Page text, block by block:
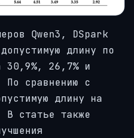
Qwen3, DSpark
длину по
30,9%, 26,7% и
По сравнению с
длину на
В статье также